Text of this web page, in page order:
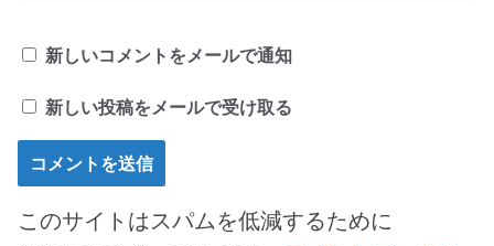
新しいコメントをメールで通知
新しい投稿をメールで受け取る
このサイトはスパムを低減するために